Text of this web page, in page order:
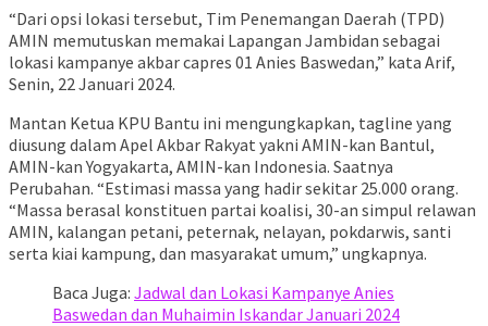
“Dari opsi lokasi tersebut, Tim Penemangan Daerah (TPD)
AMIN memutuskan memakai Lapangan Jambidan sebagai
lokasi kampanye akbar capres 01 Anies Baswedan,” kata Arif,
Senin, 22 Januari 2024.
Mantan Ketua KPU Bantu ini mengungkapkan, tagline yang
diusung dalam Apel Akbar Rakyat yakni AMIN-kan Bantul,
AMIN-kan Yogyakarta, AMIN-kan Indonesia. Saatnya
Perubahan. “Estimasi massa yang hadir sekitar 25.000 orang.
“Massa berasal konstituen partai koalisi, 30-an simpul relawan
AMIN, kalangan petani, peternak, nelayan, pokdarwis, santi
serta kiai kampung, dan masyarakat umum,” ungkapnya.
Baca Juga: Jadwal dan Lokasi Kampanye Anies
Baswedan dan Muhaimin Iskandar Januari 2024